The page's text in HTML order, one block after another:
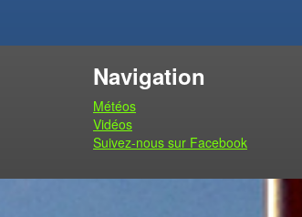
Navigation
Météos
Vidéos
Suivez-nous sur Facebook